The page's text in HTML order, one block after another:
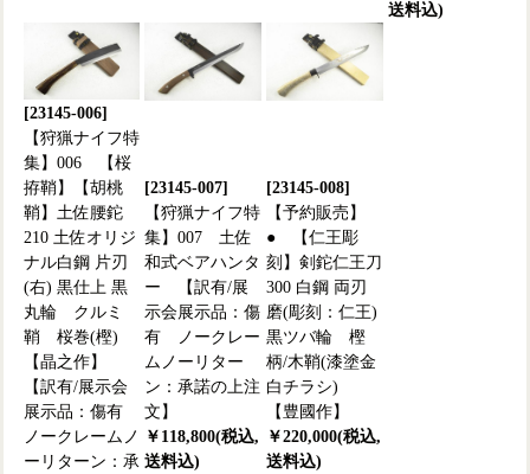
送料込)
[23145-006]
【狩猟ナイフ特
集】006 【桜
拵鞘】【胡桃
鞘】土佐腰鉈
210 土佐オリジ
ナル白鋼 片刃
(右) 黒仕上 黒
丸輪 クルミ
鞘 桜巻(樫)
【晶之作】
【訳有/展示会
展示品：傷有
ノークレームノ
ーリターン：承
[23145-007]
【狩猟ナイフ特
集】007 土佐
和式ベアハンタ
ー 【訳有/展
示会展示品：傷
有 ノークレー
ムノーリター
ン：承諾の上注
文】
￥118,800(税込,
送料込)
[23145-008]
【予約販売】
● 【仁王彫
刻】剣鉈仁王刀
300 白鋼 両刃
磨(彫刻：仁王)
黒ツバ輪 樫
柄/木鞘(漆塗金
白チラシ)
【豊國作】
￥220,000(税込,
送料込)